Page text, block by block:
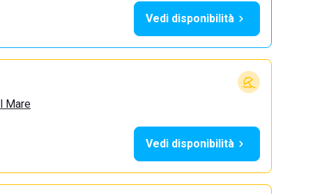
Vedi disponibilità
Mare
Vedi disponibilità